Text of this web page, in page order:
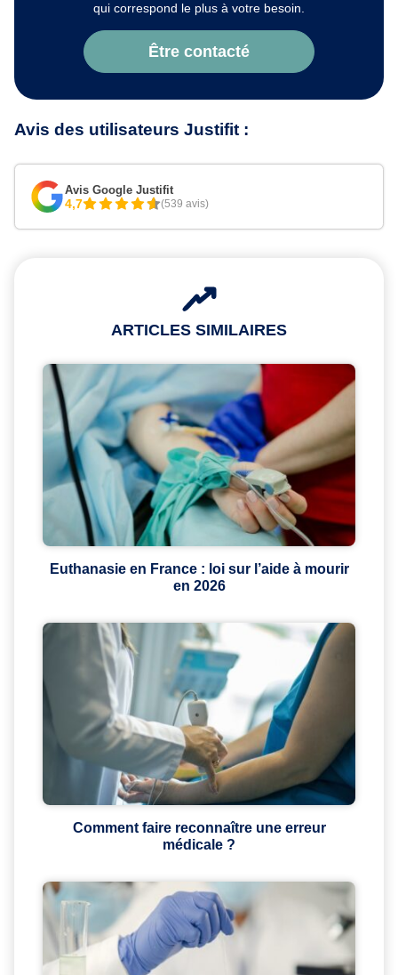
qui correspond le plus à votre besoin.
Être contacté
Avis des utilisateurs Justifit :
Avis Google Justifit
4,7 (539 avis)
ARTICLES SIMILAIRES
Euthanasie en France : loi sur l’aide à mourir
en 2026
Comment faire reconnaître une erreur
médicale ?